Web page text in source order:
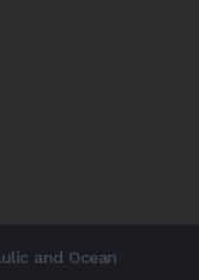
and Ocean